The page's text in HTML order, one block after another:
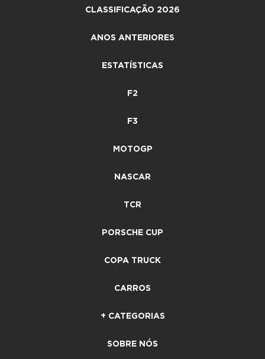
CLASSIFICAÇÃO 2026
ANOS ANTERIORES
ESTATÍSTICAS
F2
F3
MOTOGP
NASCAR
TCR
PORSCHE CUP
COPA TRUCK
CARROS
+ CATEGORIAS
SOBRE NÓS